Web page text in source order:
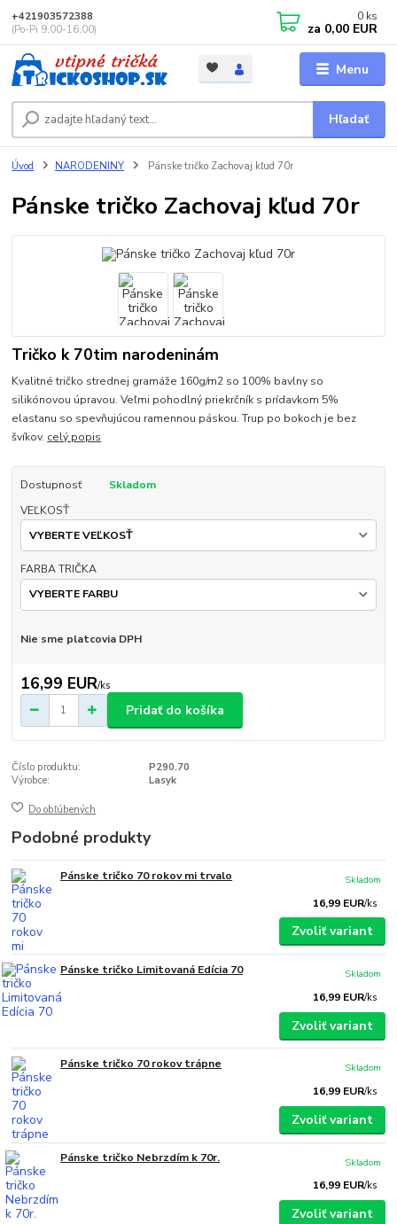
Menu
Hľadať
+421903572388
(Po-Pi 9,00-16,00)
0 ks
za 0,00 EUR
Úvod NARODENINY Pánske tričko Zachovaj kľud 70r
Pánske tričko Zachovaj kľud 70r
Tričko k 70tim narodeninám
Kvalitné tričko strednej gramáže 160g/m2 so 100% bavlny so
silikónovou úpravou. Veľmi pohodlný priekrčník s prídavkom 5%
elastanu so spevňujúcou ramennou páskou. Trup po bokoch je bez
švíkov. celý popis
Dostupnosť
Skladom
VEĽKOSŤ
FARBA TRIČKA
Nie sme platcovia DPH
16,99 EUR/ks
Pridať do košíka
Číslo produktu:
P290.70
Výrobce:
Lasyk
Do obľúbených
Podobné produkty
Pánske tričko 70 rokov mi trvalo
16,99 EUR/ks
Skladom
Zvoliť variant
Pánske tričko Limitovaná Edícia 70
16,99 EUR/ks
Skladom
Zvoliť variant
Pánske tričko 70 rokov trápne
16,99 EUR/ks
Skladom
Zvoliť variant
Pánske tričko Nebrzdím k 70r.
16,99 EUR/ks
Skladom
Zvoliť variant